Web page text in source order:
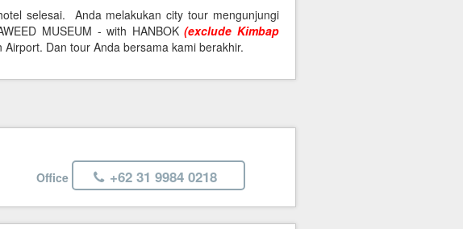
selesai. Anda melakukan city tour mengunjungi
MUSEUM - with HANBOK(exclude Kimbap
Dan tour Anda bersama kami berakhir.
Office +62 31 9984 0218